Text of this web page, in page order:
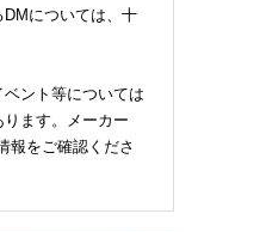
については、十
ント等については
ます。メーカー
報をご確認くださ